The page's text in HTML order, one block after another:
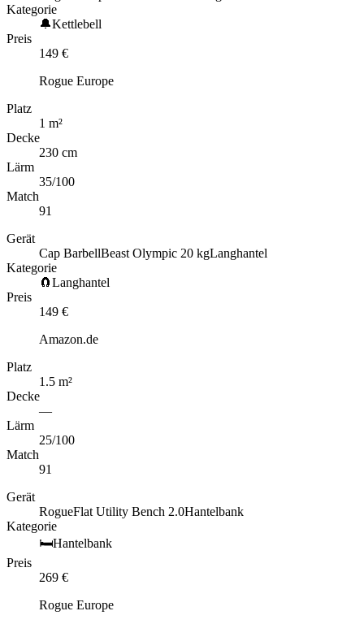
Kategorie
🔔Kettlebell
Preis
149 €
Rogue Europe
Platz
1 m²
Decke
230 cm
Lärm
35/100
Match
91
Gerät
Cap BarbellBeast Olympic 20 kgLanghantel
Kategorie
🧲Langhantel
Preis
149 €
Amazon.de
Platz
1.5 m²
Decke
—
Lärm
25/100
Match
91
Gerät
RogueFlat Utility Bench 2.0Hantelbank
Kategorie
🛏️Hantelbank
Preis
269 €
Rogue Europe